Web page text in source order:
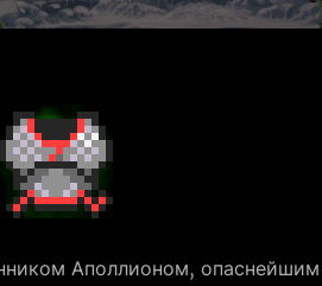
Аполлионом,